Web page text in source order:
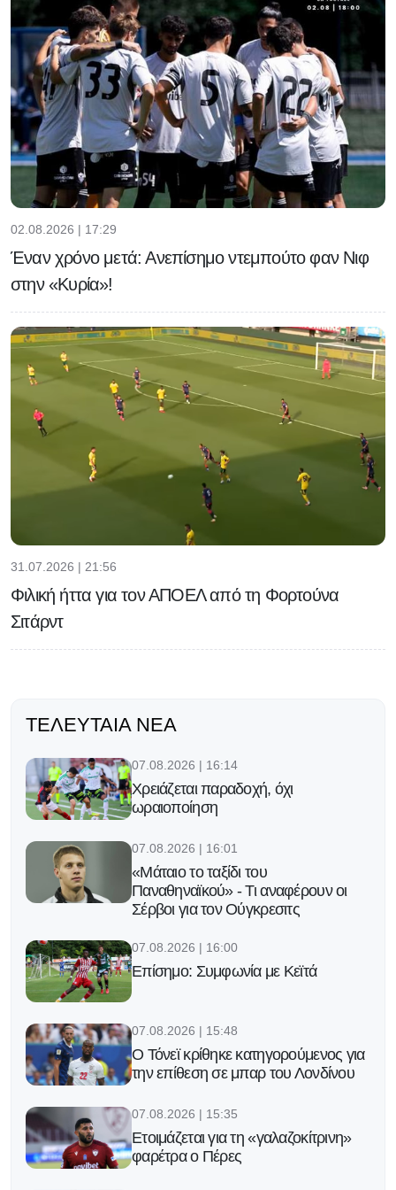
02.08.2026 | 17:29
Έναν χρόνο μετά: Ανεπίσημο ντεμπούτο φαν Νιφ
στην «Κυρία»!
31.07.2026 | 21:56
Φιλική ήττα για τον ΑΠΟΕΛ από τη Φορτούνα
Σιτάρντ
ΤΕΛΕΥΤΑΊΑ ΝΈΑ
07.08.2026 | 16:14
Χρειάζεται παραδοχή, όχι
ωραιοποίηση
07.08.2026 | 16:01
«Μάταιο το ταξίδι του
Παναθηναϊκού» - Τι αναφέρουν οι
Σέρβοι για τον Ούγκρεσιτς
07.08.2026 | 16:00
Επίσημο: Συμφωνία με Κεϊτά
07.08.2026 | 15:48
Ο Τόνεϊ κρίθηκε κατηγορούμενος για
την επίθεση σε μπαρ του Λονδίνου
07.08.2026 | 15:35
Ετοιμάζεται για τη «γαλαζοκίτρινη»
φαρέτρα ο Πέρες